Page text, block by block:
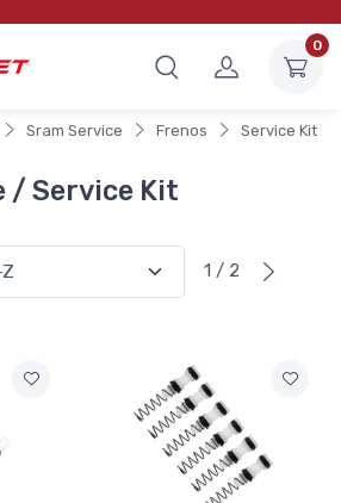
0
Sram Service Frenos
Service Kit
/ Service Kit
1 / 2